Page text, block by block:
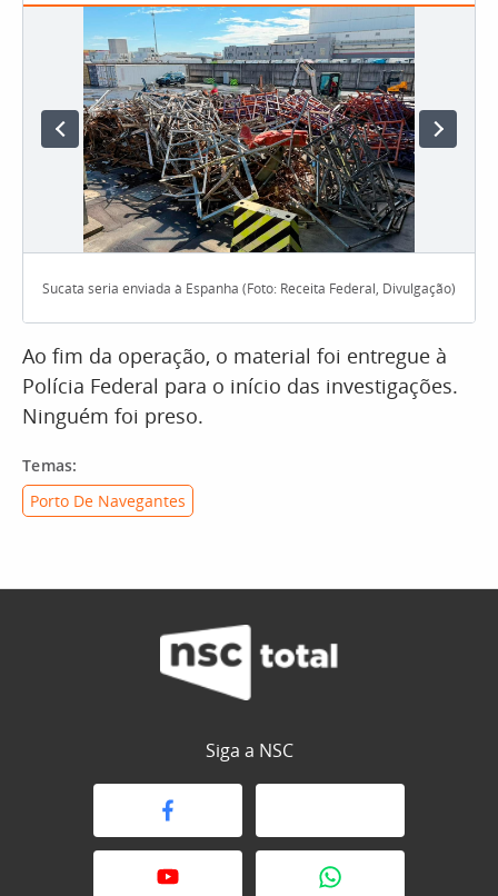
Sucata seria enviada à Espanha (Foto: Receita Federal, Divulgação)
Ao fim da operação, o material foi entregue à
Polícia Federal para o início das investigações.
Ninguém foi preso.
Temas:
Porto De Navegantes
Siga a NSC